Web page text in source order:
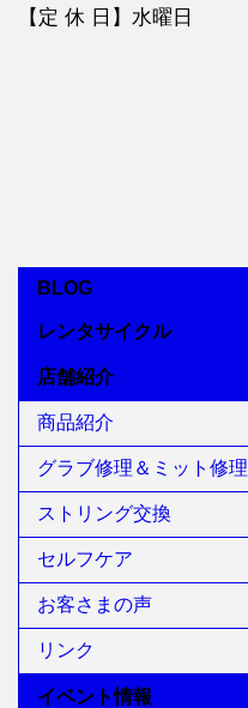
【定 休 日】水曜日
BLOG
レンタサイクル
店舗紹介
商品紹介
グラブ修理＆ミット修理
ストリング交換
セルフケア
お客さまの声
リンク
イベント情報